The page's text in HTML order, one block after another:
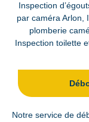
Inspection
par caméra Arlon,
plomberie
Inspection toilette
Notre service de